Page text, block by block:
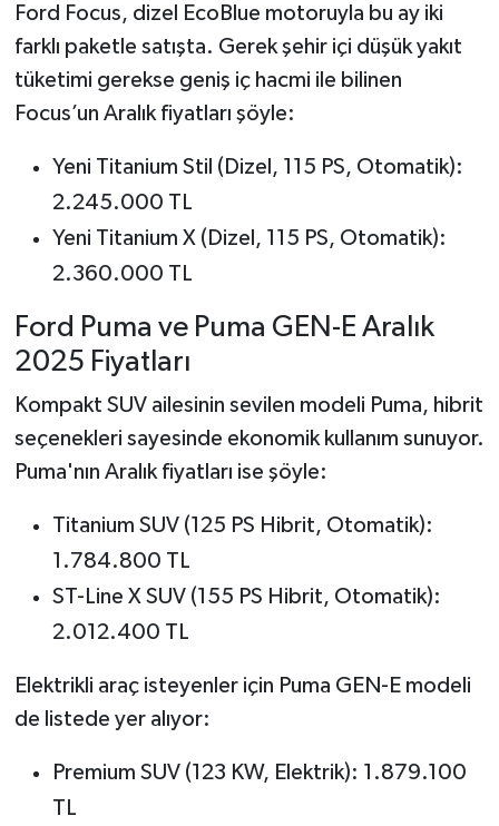
Ford Focus, dizel EcoBlue motoruyla bu ay iki
farklı paketle satışta. Gerek şehir içi düşük yakıt
tüketimi gerekse geniş iç hacmi ile bilinen
Focus’un Aralık fiyatları şöyle:
Yeni Titanium Stil (Dizel, 115 PS, Otomatik):
2.245.000 TL
Yeni Titanium X (Dizel, 115 PS, Otomatik):
2.360.000 TL
Ford Puma ve Puma GEN-E Aralık
2025 Fiyatları
Kompakt SUV ailesinin sevilen modeli Puma, hibrit
seçenekleri sayesinde ekonomik kullanım sunuyor.
Puma'nın Aralık fiyatları ise şöyle:
Titanium SUV (125 PS Hibrit, Otomatik):
1.784.800 TL
ST-Line X SUV (155 PS Hibrit, Otomatik):
2.012.400 TL
Elektrikli araç isteyenler için Puma GEN-E modeli
de listede yer alıyor:
Premium SUV (123 KW, Elektrik): 1.879.100
TL